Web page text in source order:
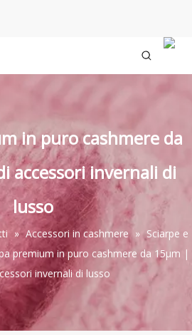
in puro cashmere da
accessori invernali di
lusso
» Accessori in cashmere » Sciarpe e
premium in puro cashmere da 15μm |
invernali di lusso